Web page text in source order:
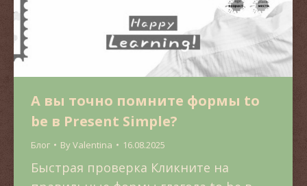
А вы точно помните формы to
be в Present Simple?
Блог ByValentina 16.08.2025
Быстрая проверка Кликните на